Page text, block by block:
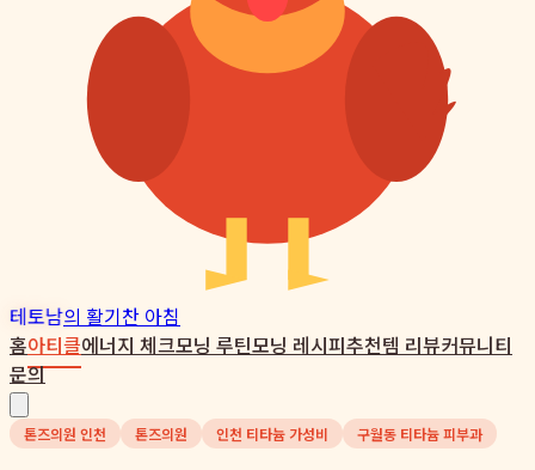
테토남의 활기찬 아침
홈아티클에너지 체크모닝 루틴모닝 레시피추천템 리뷰커뮤니티
문의
톤즈의원 인천 톤즈의원 인천 티타늄 가성비 구월동 티타늄 피부과